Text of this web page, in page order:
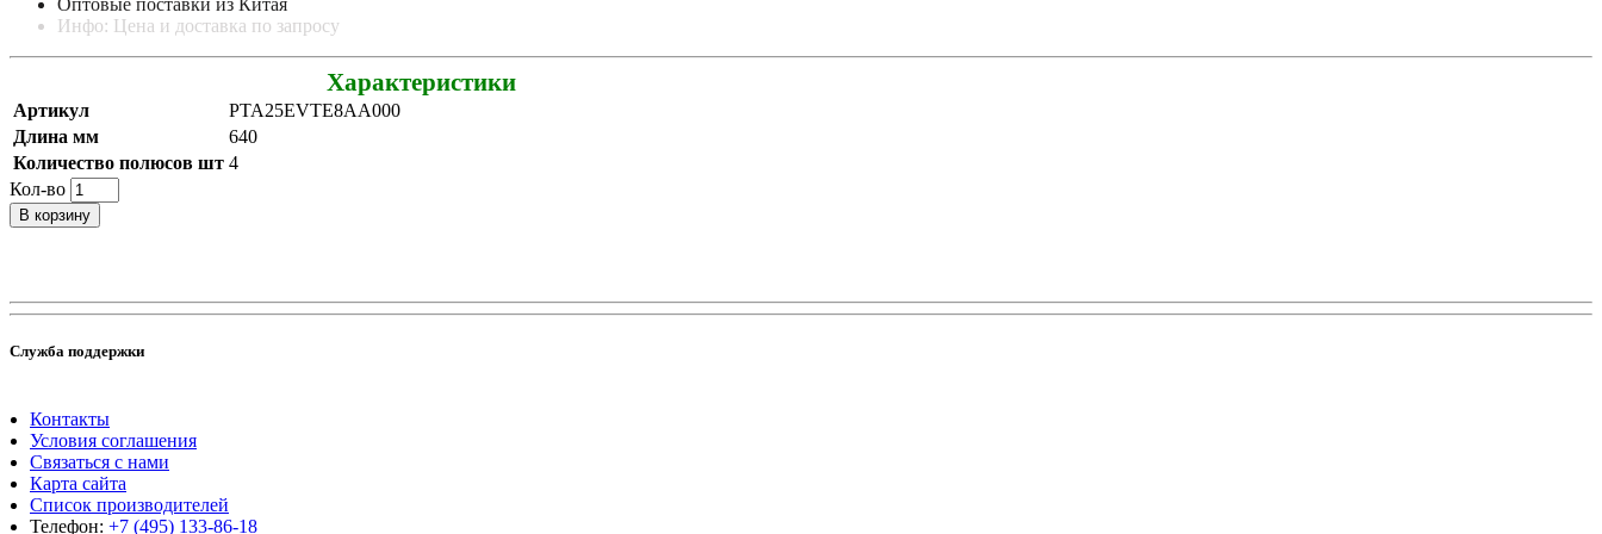
Инфо: Цена и доставка по запросу
Характеристики
Артикул
PTA25EVTE8AA000
Длина мм
640
Количество полюсов шт 4
Кол-во
В корзину
Служба поддержки
Контакты
Условия соглашения
Связаться с нами
Карта сайта
Список производителей
Телефон: +7 (495) 133-86-18